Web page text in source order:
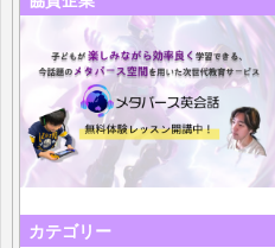
カテゴリー